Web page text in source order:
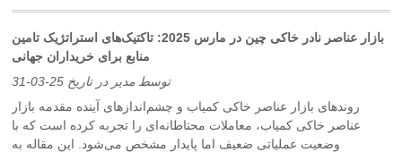
بازار عناصر نادر خاکی چین در مارس 2025: تاکتیک‌های استراتژیک تامین
منابع برای خریداران جهانی
توسط مدیر در تاریخ 25-03-31
روندهای بازار عناصر خاکی کمیاب و چشم‌اندازهای آینده مقدمه بازار
عناصر خاکی کمیاب، معاملات محتاطانه‌ای را تجربه کرده است که با
وضعیت عملیاتی ضعیف اما پایدار مشخص می‌شود. این مقاله به